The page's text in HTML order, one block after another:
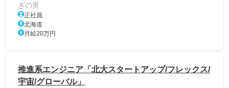
ぎの里
正社員
北海道
月給20万円
推進系エンジニア「北大スタートアップ/フレックス/
宇宙/グローバル」